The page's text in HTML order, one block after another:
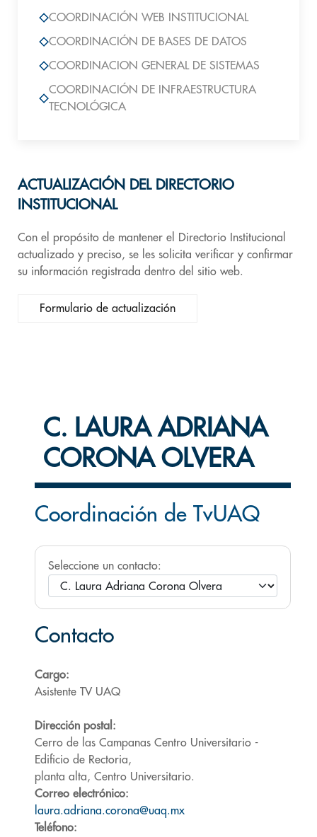
COORDINACIÓN WEB INSTITUCIONAL
COORDINACIÓN DE BASES DE DATOS
COORDINACION GENERAL DE SISTEMAS
COORDINACIÓN DE INFRAESTRUCTURA
TECNOLÓGICA
ACTUALIZACIÓN DEL DIRECTORIO
INSTITUCIONAL
Con el propósito de mantener el Directorio Institucional
actualizado y preciso, se les solicita verificar y confirmar
su información registrada dentro del sitio web.
Formulario de actualización
C. LAURA ADRIANA
CORONA OLVERA
Coordinación de TvUAQ
Seleccione un contacto:
Contacto
Cargo:
Asistente TV UAQ
Dirección postal:
Cerro de las Campanas Centro Universitario -
Edificio de Rectoria,
planta alta, Centro Universitario.
Correo electrónico:
laura.adriana.corona@uaq.mx
Teléfono: